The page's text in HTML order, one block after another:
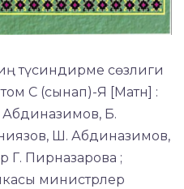
түсиндирме сөзлиги
C (сынап)-Я [Матн] :
Б.
Ш. Абдиназимов,
Г. Пирназарова ;
министрлер